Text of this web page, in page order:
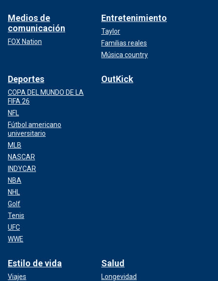
Medios de
comunicación
FOX Nation
Entretenimiento
Taylor
Familias reales
Música country
Deportes
COPA DEL MUNDO DE LA
FIFA 26
NFL
Fútbol americano
universitario
MLB
NASCAR
INDYCAR
NBA
NHL
Golf
Tenis
UFC
WWE
OutKick
Estilo de vida
Viajes
Salud
Longevidad